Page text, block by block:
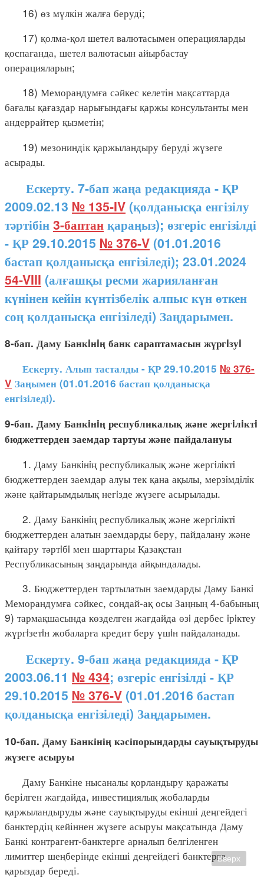
16) өз мүлкін жалға беруді;
17) қолма-қол шетел валютасымен операцияларды
қоспағанда, шетел валютасын айырбастау
операцияларын;
18) Меморандумға сәйкес келетін мақсаттарда
бағалы қағаздар нарығындағы қаржы консультанты мен
андеррайтер қызметін;
19) мезониндік қаржыландыру беруді жүзеге
асырады.
Ескерту. 7-бап жаңа редакцияда - ҚР
2009.02.13 № 135-IV (қолданысқа енгізілу
тәртібін3-баптанқараңыз); өзгеріс енгізілді
- ҚР 29.10.2015 № 376-V (01.01.2016
бастап қолданысқа енгізіледі); 23.01.2024
54-VIII (алғашқы ресми жарияланған
күнінен кейін күнтізбелік алпыс күн өткен
соң қолданысқа енгізіледі) Заңдарымен.
8-бап. Даму Банкiнiң банк сараптамасын жүргiзуi
Ескерту. Алып тасталды - ҚР 29.10.2015 № 376-
V Заңымен (01.01.2016 бастап қолданысқа
енгізіледі).
9-бап. Даму Банкiнiң республикалық және жергiлiктi
бюджеттерден заемдар тартуы және пайдалануы
1. Даму Банкiнiң республикалық және жергiлiктi
бюджеттерден заемдар алуы тек қана ақылы, мерзiмдiлiк
және қайтарымдылық негiзде жүзеге асырылады.
2. Даму Банкiнiң республикалық және жергiлiктi
бюджеттерден алатын заемдарды беру, пайдалану және
қайтару тәртiбi мен шарттары Қазақстан
Республикасының заңдарында айқындалады.
3. Бюджеттерден тартылатын заемдарды Даму Банкi
Меморандумға сәйкес, сондай-ақ осы Заңның 4-бабының
9) тармақшасында көзделген жағдайда өзi дербес iрiктеу
жүргiзетiн жобаларға кредит беру үшiн пайдаланады.
Ескерту. 9-бап жаңа редакцияда - ҚР
2003.06.11 № 434; өзгеріс енгізілді - ҚР
29.10.2015 № 376-V (01.01.2016 бастап
қолданысқа енгізіледі) Заңдарымен.
10-бап. Даму Банкінің кәсіпорындарды сауықтыруды
жүзеге асыруы
Даму Банкіне нысаналы қорландыру қаражаты
берілген жағдайда, инвестициялық жобаларды
қаржыландыруды және сауықтыруды екінші деңгейдегі
банктердің кейіннен жүзеге асыруы мақсатында Даму
Банкі контрагент-банктерге арналып белгіленген
лимиттер шеңберінде екінші деңгейдегі банктерге
қарыздар береді.
Вверх